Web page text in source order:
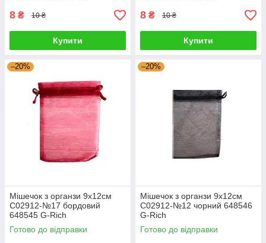
8 ₴ 10 ₴
Купити
8 ₴ 10 ₴
Купити
–20%
Мішечок з органзи 9х12см
С02912-№17 бордовий
648545 G-Rich
Готово до відправки
–20%
Мішечок з органзи 9х12см
С02912-№12 чорний 648546
G-Rich
Готово до відправки